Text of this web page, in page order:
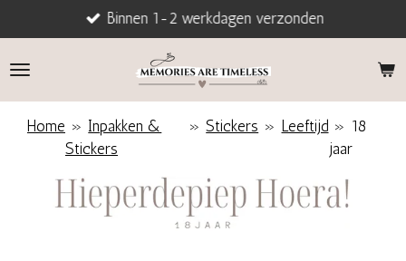
direct
naar
Binnen 1-2 werkdagen verzonden
Home » Inpakken &
Stickers
» Stickers » Leeftijd » 18
jaar